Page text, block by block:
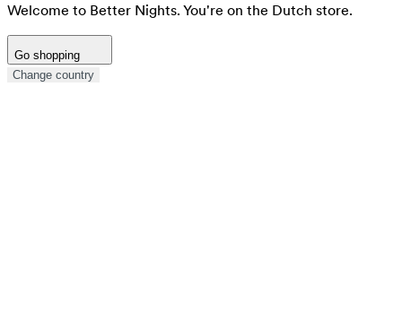
Welcome to Better Nights. You're on the Dutch store.
Go shopping
Change country